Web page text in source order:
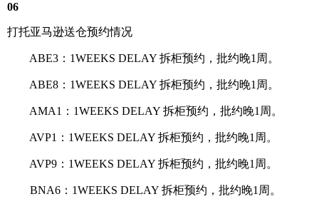
06
打托亚马逊送仓预约情况
ABE3：1WEEKS DELAY 拆柜预约，批约晚1周。
ABE8：1WEEKS DELAY 拆柜预约，批约晚1周。
AMA1：1WEEKS DELAY 拆柜预约，批约晚1周。
AVP1：1WEEKS DELAY 拆柜预约，批约晚1周。
AVP9：1WEEKS DELAY 拆柜预约，批约晚1周。
BNA6：1WEEKS DELAY 拆柜预约，批约晚1周。